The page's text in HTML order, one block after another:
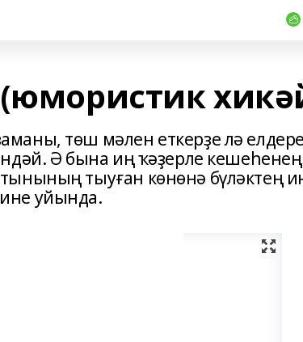
төш мәлен еткерҙе лә
Ә бына иң ҡәҙерле кешеһенең
тыуған көнөнә бүләктең
уйында.